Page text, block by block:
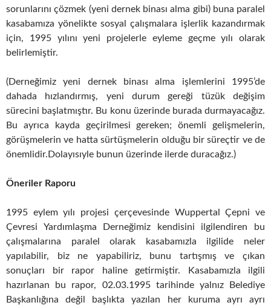
sorunlarını çözmek (yeni dernek binası alma gibi) buna paralel
kasabamıza yönelikte sosyal çalışmalara işlerlik kazandırmak
için, 1995 yılını yeni projelerle eyleme geçme yılı olarak
belirlemiştir.
(Derneğimiz yeni dernek binası alma işlemlerini 1995’de
dahada hızlandırmış, yeni durum gereği tüzük değişim
sürecini başlatmıştır. Bu konu üzerinde burada durmayacağız.
Bu ayrıca kayda geçirilmesi gereken; önemli gelişmelerin,
görüşmelerin ve hatta sürtüşmelerin olduğu bir süreçtir ve de
önemlidir.Dolayısıyle bunun üzerinde ilerde duracağız.)
Öneriler Raporu
1995 eylem yılı projesi çerçevesinde Wuppertal Çepni ve
Çevresi Yardımlaşma Derneğimiz kendisini ilgilendiren bu
çalışmalarına paralel olarak kasabamızla ilgilide neler
yapılabilir, biz ne yapabiliriz, bunu tartışmış ve çıkan
sonuçları bir rapor haline getirmiştir. Kasabamızla ilgili
hazırlanan bu rapor, 02.03.1995 tarihinde yalnız Belediye
Başkanlığına değil başlıkta yazılan her kuruma ayrı ayrı